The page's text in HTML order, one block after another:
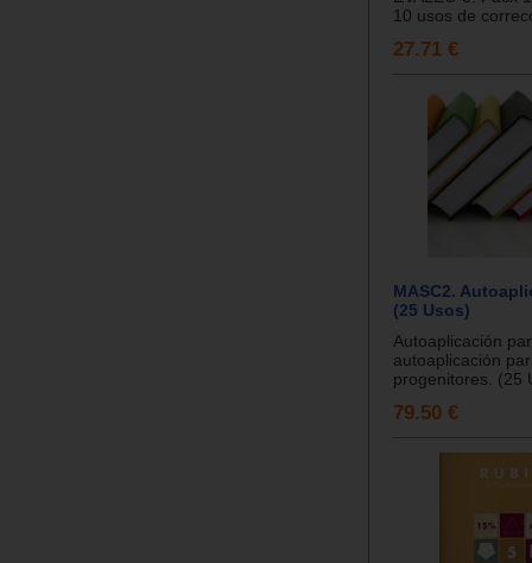
10 usos de
27.71 €
MASC2.
(25 Usos)
Autoaplicación
autoaplicación
progenitores. (25
79.50 €